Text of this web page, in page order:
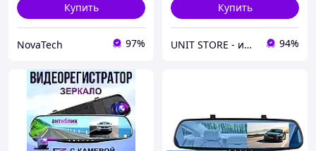
Купить
NovaTech 97%
Купить
UNIT STORE - интернет-магазин для всей семьи 94%